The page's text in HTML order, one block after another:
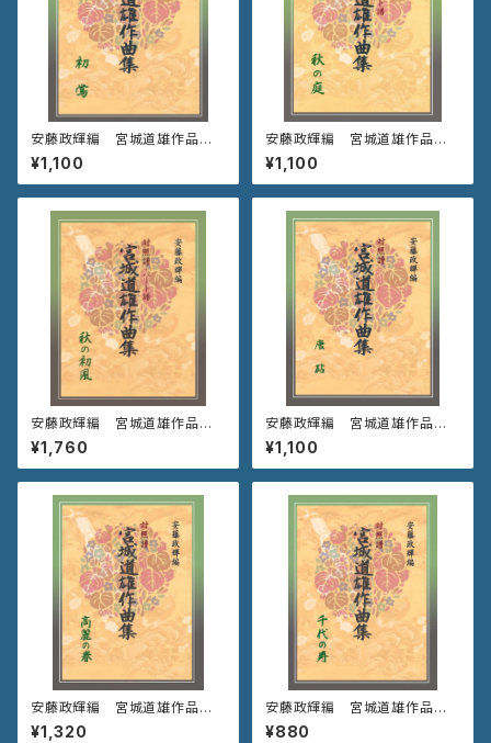
安藤政輝編 宮城道雄作品集
《初 鶯》
¥1,100
安藤政輝編 宮城道雄作品集
《秋の庭》
¥1,100
安藤政輝編 宮城道雄作品集
《秋の初風》
¥1,760
安藤政輝編 宮城道雄作品集
《唐 砧》
¥1,100
安藤政輝編 宮城道雄作品集
《高麗の春》
¥1,320
安藤政輝編 宮城道雄作品集
《千代の寿》
¥880